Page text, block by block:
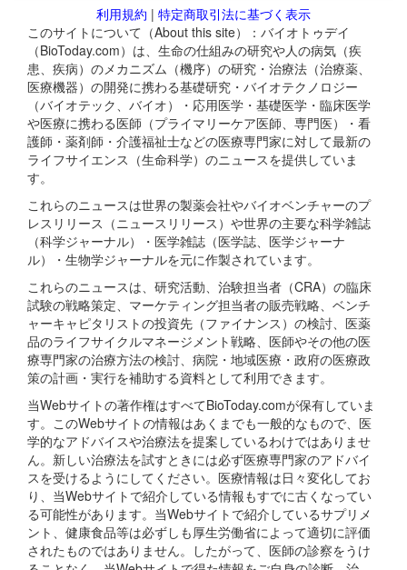
利用規約 | 特定商取引法に基づく表示
このサイトについて（About this site）：バイオトゥデイ
（BioToday.com）は、生命の仕組みの研究や人の病気（疾
患、疾病）のメカニズム（機序）の研究・治療法（治療薬、
医療機器）の開発に携わる基礎研究・バイオテクノロジー
（バイオテック、バイオ）・応用医学・基礎医学・臨床医学
や医療に携わる医師（プライマリーケア医師、専門医）・看
護師・薬剤師・介護福祉士などの医療専門家に対して最新の
ライフサイエンス（生命科学）のニュースを提供していま
す。
これらのニュースは世界の製薬会社やバイオベンチャーのプ
レスリリース（ニュースリリース）や世界の主要な科学雑誌
（科学ジャーナル）・医学雑誌（医学誌、医学ジャーナ
ル）・生物学ジャーナルを元に作製されています。
これらのニュースは、研究活動、治験担当者（CRA）の臨床
試験の戦略策定、マーケティング担当者の販売戦略、ベンチ
ャーキャピタリストの投資先（ファイナンス）の検討、医薬
品のライフサイクルマネージメント戦略、医師やその他の医
療専門家の治療方法の検討、病院・地域医療・政府の医療政
策の計画・実行を補助する資料として利用できます。
当Webサイトの著作権はすべてBioToday.comが保有していま
す。このWebサイトの情報はあくまでも一般的なもので、医
学的なアドバイスや治療法を提案しているわけではありませ
ん。新しい治療法を試すときには必ず医療専門家のアドバイ
スを受けるようにしてください。医療情報は日々変化してお
り、当Webサイトで紹介している情報もすでに古くなってい
る可能性があります。当Webサイトで紹介しているサプリメ
ント、健康食品等は必ずしも厚生労働省によって適切に評価
されたものではありません。したがって、医師の診察をうけ